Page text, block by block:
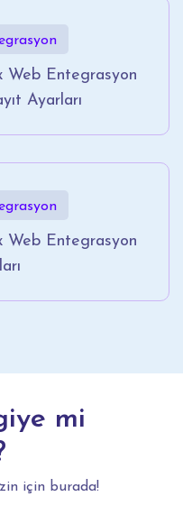
Web Entegrasyon
Ayarları
Web Entegrasyon
mi
için burada!